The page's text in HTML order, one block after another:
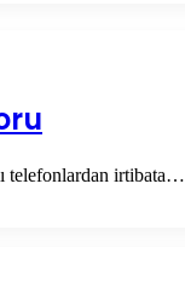
telefonlardan irtibata…